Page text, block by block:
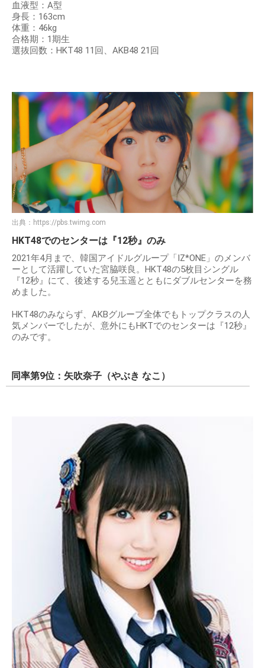
血液型：A型
身長：163cm
体重：46kg
合格期：1期生
選抜回数：HKT48 11回、AKB48 21回
出典： https://pbs.twimg.com
HKT48でのセンターは『12秒』のみ
2021年4月まで、韓国アイドルグループ「IZ*ONE」のメンバ
ーとして活躍していた宮脇咲良。HKT48の5枚目シングル
『12秒』にて、後述する兒玉遥とともにダブルセンターを務
めました。
HKT48のみならず、AKBグループ全体でもトップクラスの人
気メンバーでしたが、意外にもHKTでのセンターは『12秒』
のみです。
同率第9位：矢吹奈子（やぶき なこ）